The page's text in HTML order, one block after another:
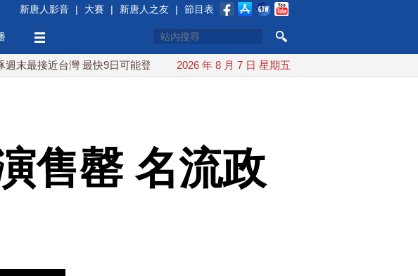
新唐人影音 | 大賽 | 新唐人之友 | 節目表
台灣 最快9日可能登陸中國 台灣漢光首結合城鎮演習 AIT連續發文讚「韌性台灣」
2026 年 8 月 7 日 星期五
售罄 名流政